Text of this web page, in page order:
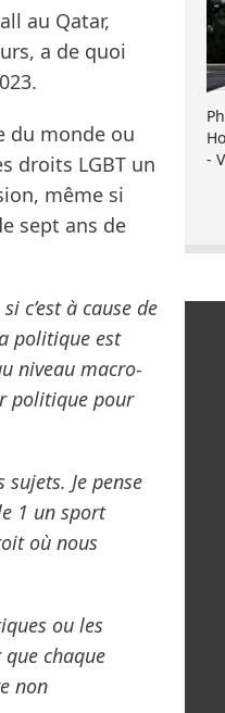
au Qatar,
a de quoi
du monde ou
droits LGBT un
même si
sept ans de
c’est à cause de
politique est
niveau macro-
politique pour
Je pense
1 un sport
où nous
ou les
chaque
non
-